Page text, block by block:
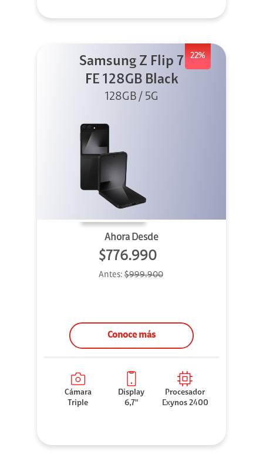
22%
Samsung Z Flip 7
FE 128GB Black
128GB / 5G
Ahora Desde
$776.990
Antes:$999.900
Conoce más
Cámara
Triple
Display
6,7"
Procesador
Exynos 2400